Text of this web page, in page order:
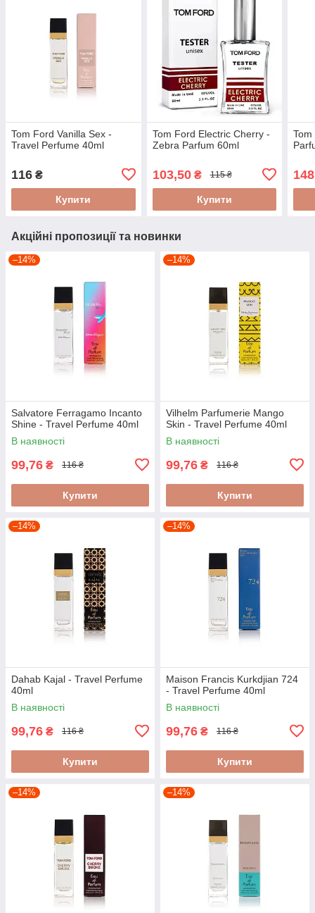
Tom Ford Vanilla Sex -
Travel Perfume 40ml
116 ₴
Купити
Tom Ford Electric Cherry -
Zebra Parfum 60ml
103,50₴ 115 ₴
Купити
Акційні пропозиції та новинки
–14%
Salvatore Ferragamo Incanto
Shine - Travel Perfume 40ml
В наявності
99,76 ₴ 116 ₴
Купити
–14%
Vilhelm Parfumerie Mango
Skin - Travel Perfume 40ml
В наявності
99,76 ₴ 116 ₴
Купити
–14%
Dahab Kajal - Travel Perfume
40ml
В наявності
99,76 ₴ 116 ₴
Купити
–14%
Maison Francis Kurkdjian 724
- Travel Perfume 40ml
В наявності
99,76 ₴ 116 ₴
Купити
–14% –14%